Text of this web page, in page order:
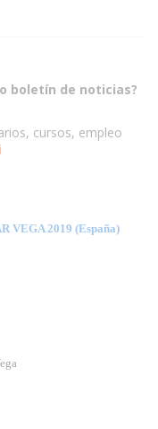
boletín de noticias?
cursos, empleo
VEGA 2019 (España)